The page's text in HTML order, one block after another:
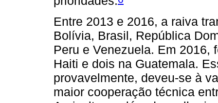
Entre 2013 e 2016, a raiva
Bolívia, Brasil, República
Peru e Venezuela. Em 2016,
Haiti e dois na Guatemala.
provavelmente, deveu-se à
maior cooperação técnica